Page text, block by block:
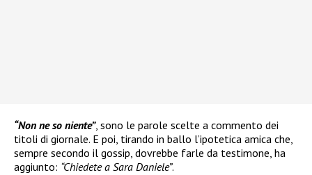
“Non ne so niente”, sono le parole scelte a commento dei
titoli di giornale. E poi, tirando in ballo l’ipotetica amica che,
sempre secondo il gossip, dovrebbe farle da testimone, ha
aggiunto: “Chiedete a Sara Daniele”.